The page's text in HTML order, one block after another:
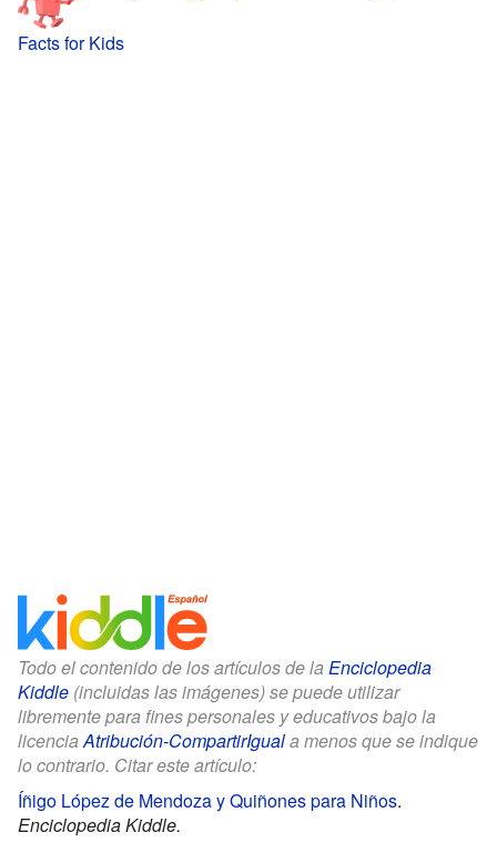
Facts for Kids
Todo el contenido de los artículos de la Enciclopedia
Kiddle (incluidas las imágenes) se puede utilizar
libremente para fines personales y educativos bajo la
licenciaAtribución-CompartirIguala menos que se indique
lo contrario. Citar este artículo:
Íñigo López de Mendoza y Quiñones para Niños.
Enciclopedia Kiddle.